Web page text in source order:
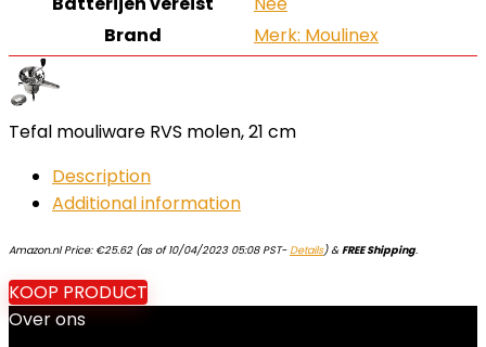
Brand
Merk: Moulinex
Tefal mouliware RVS molen, 21 cm
Description
Additional information
Amazon.nl Price: €25.62(as of 10/04/2023 05:08 PST-Details)&FREE Shipping.
KOOP PRODUCT
Over ons